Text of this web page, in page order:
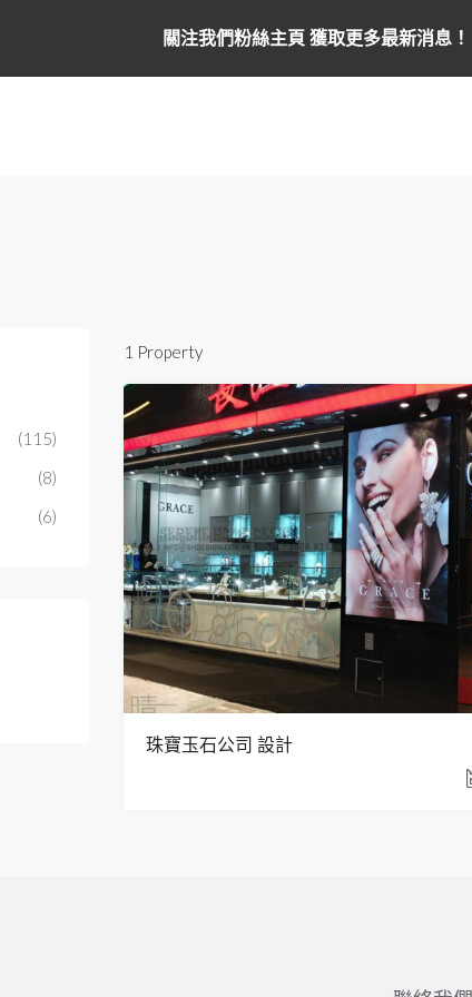
1 Property
珠寶玉石公司 設計
(115)
(8)
(6)
關注我們粉絲主頁 獲取更多最新消息！